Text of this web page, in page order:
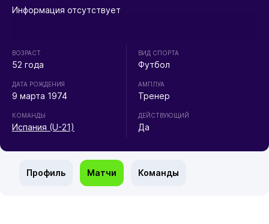
Информация отсутствует
ВОЗРАСТ
52 года
ДАТА РОЖДЕНИЯ
9 марта 1974
КОМАНДЫ
Испания (U-21)
ВИД СПОРТА
Футбол
АМПЛУА
Тренер
ДЕЙСТВУЮЩИЙ
Да
Профиль Матчи Команды